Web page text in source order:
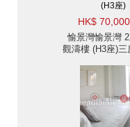
(H3座)
HK$
愉景灣愉景灣
觀濤樓 (H3座)三